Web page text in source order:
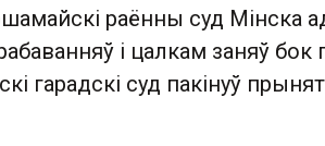
раённы суд Мінска
і цалкам заняў
гарадскі суд пакінуў